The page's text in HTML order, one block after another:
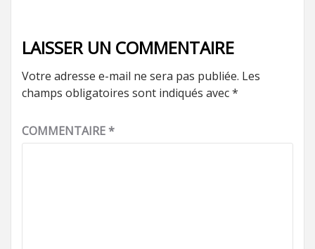
LAISSER UN COMMENTAIRE
Votre adresse e-mail ne sera pas publiée. Les
champs obligatoires sont indiqués avec*
COMMENTAIRE*